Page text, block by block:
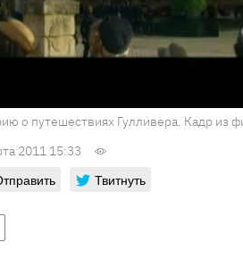
о путешествиях Гулливера. Кадр из
2011 15:33
Твитнуть